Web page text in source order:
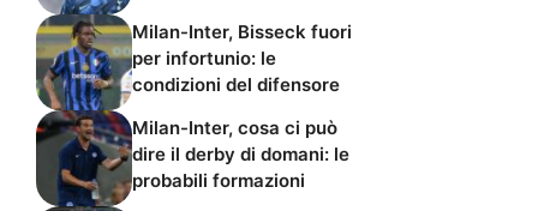
Milan-Inter, Bisseck fuori
per infortunio: le
condizioni del difensore
Milan-Inter, cosa ci può
dire il derby di domani: le
probabili formazioni